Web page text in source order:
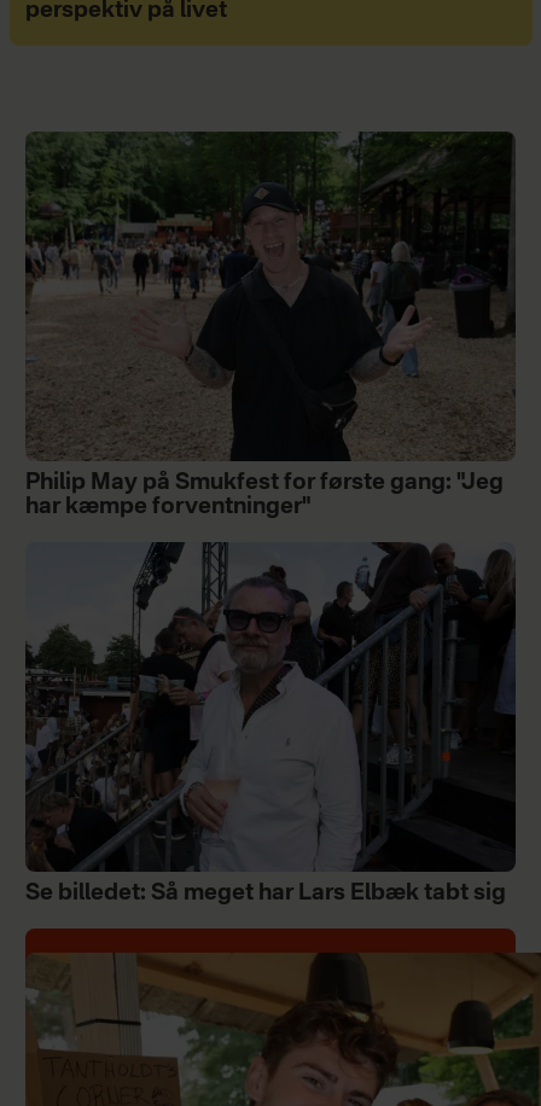
perspektiv på livet
Philip May på Smukfest for første gang: "Jeg
har kæmpe forventninger"
Se billedet: Så meget har Lars Elbæk tabt sig